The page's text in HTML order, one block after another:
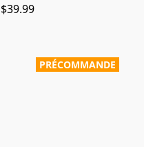
$39.99
PRÉCOMMANDE